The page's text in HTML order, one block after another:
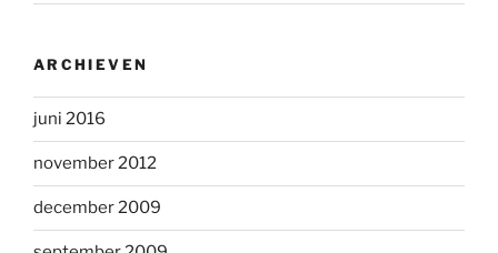
ARCHIEVEN
juni 2016
november 2012
december 2009